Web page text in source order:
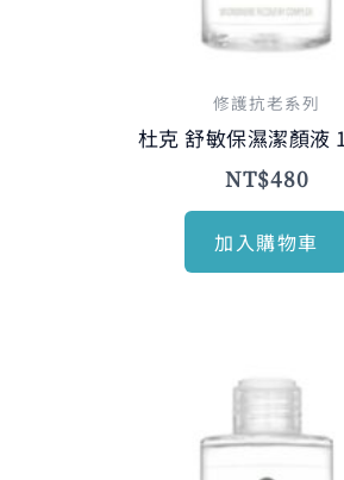
修護抗老系列
杜克 舒敏保濕潔顏液
NT$480
加入購物車